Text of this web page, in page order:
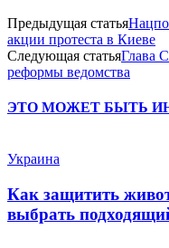
Предыдущая статья
акции протеста в Киеве
Следующая статьяГлава
реформы ведомства
ЭТО МОЖЕТ БЫТЬ
Украина
Как защитить
выбрать